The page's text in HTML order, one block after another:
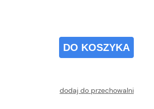
DO KOSZYKA
dodaj do przechowalni